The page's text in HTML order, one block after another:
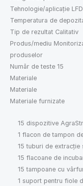
Tehnologie/aplicație LFD
Temperatura de
Tip de rezultat Calitativ
Produs/mediu
produselor
Număr de teste 15
Materiale
Materiale
Materiale furnizate
15 dispozitive
1 flacon de tampon
15 tuburi de extracție
15 flacoane de
15 tampoane cu
1 suport pentru fiole